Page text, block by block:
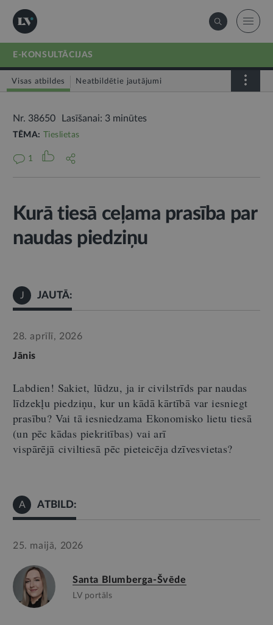
E-KONSULTĀCIJAS
Visas atbildes Neatbildētie jautājumi
Nr. 38650 Lasīšanai: 3 minūtes
TĒMA: Tieslietas
1
Kurā tiesā ceļama prasība par
naudas piedziņu
J JAUTĀ:
28. aprīlī, 2026
Jānis
Labdien! Sakiet, lūdzu, ja ir civilstrīds par naudas
līdzekļu piedziņu, kur un kādā kārtībā var iesniegt
prasību? Vai tā iesniedzama Ekonomisko lietu tiesā
(un pēc kādas piekritības) vai arī
vispārējā civiltiesā pēc pieteicēja dzīvesvietas?
A ATBILD:
25. maijā, 2026
Santa Blumberga-Švēde
LV portāls